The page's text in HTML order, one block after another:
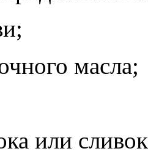
масла;
или сливок